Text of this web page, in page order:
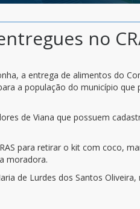
no
a entrega de alimentos do
a população do município
de Viana que possuem
para retirar o kit com coco,
moradora.
de Lurdes dos Santos